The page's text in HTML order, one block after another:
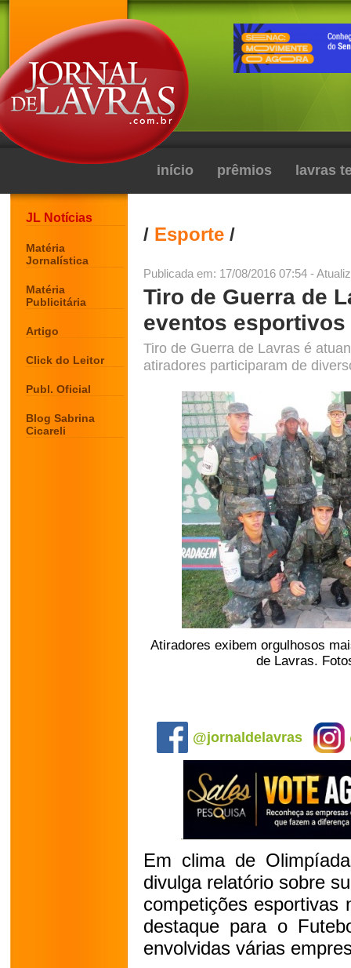
início prêmios lavras
JL Notícias
Matéria
Jornalística
Matéria
Publicitária
Artigo
Click do Leitor
Publ. Oficial
Blog Sabrina
Cicareli
/ Esporte /
Publicada em: 17/08/2016 07:54 -
Tiro de Guerra de
eventos esportivos
Tiro de Guerra de Lavras é
atiradores participaram de
Atiradores exibem orgulhosos
de Lavras.
@jornaldelavras
Em clima de
divulga relatório sobre
competições esportivas
destaque para o
envolvidas várias